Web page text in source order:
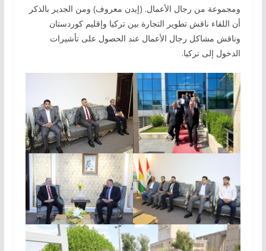
ومجموعة من رجال الأعمال. (إيدن معروف) ومن الجدير بالذكر
أن اللقاء ناقش تطوير التجارة بين تركيا وإقليم كوردستان
وناقش مشاكل رجال الأعمال عند الحصول على تأشيرات
الدخول إلى تركيا.